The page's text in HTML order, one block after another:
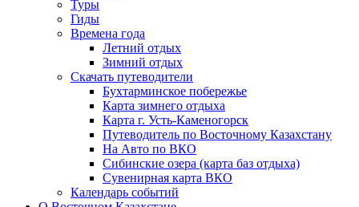
Туры
Гиды
Времена года
Летний отдых
Зимний отдых
Скачать путеводители
Бухтарминское побережье
Карта зимнего отдыха
Карта г. Усть-Каменогорск
Путеводитель по Восточному Казахстану
На Авто по ВКО
Сибинские озера (карта баз отдыха)
Сувенирная карта ВКО
Календарь событий